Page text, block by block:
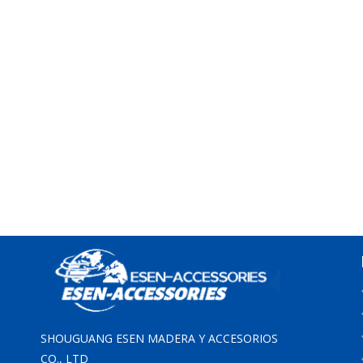
SHOUGUANG ESEN MADERA Y ACCESORIOS
CO., LTD